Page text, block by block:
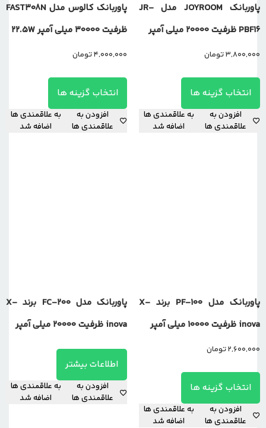
پاوربانک JOYROOM مدل JR-
PBF16 ظرفیت 20000 میلی آمپر
3,800,000تومان
انتخاب گزینه ها
افزودن به
علاقمندی ها
به علاقمندی ها
اضافه شد
پاوربانک کالوس مدل FAST308N
ظرفیت 30000 میلی آمپر 22.5W
4,000,000تومان
انتخاب گزینه ها
افزودن به
علاقمندی ها
به علاقمندی ها
اضافه شد
پاوربانک مدل PF-100 برند X-
inova ظرفیت 10000 میلی آمپر
2,600,000تومان
انتخاب گزینه ها
افزودن به
علاقمندی ها
به علاقمندی ها
اضافه شد
پاوربانک مدل FC-200 برند X-
inova ظرفیت 20000 میلی آمپر
اطلاعات بیشتر
افزودن به
علاقمندی ها
به علاقمندی ها
اضافه شد